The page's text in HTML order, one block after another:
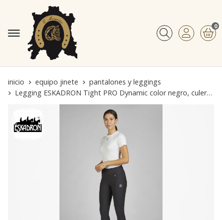
Buscar
0
inicio equipo jinete
pantalones y leggings
Legging ESKADRON Tight PRO Dynamic color negro, culera grip TALLA M